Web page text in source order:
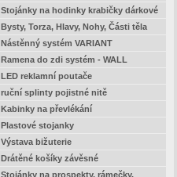
Stojánky na hodinky krabičky dárkové
Bysty, Torza, Hlavy, Nohy, Části těla
Nástěnný systém VARIANT
Ramena do zdi systém - WALL
LED reklamní poutače
ruční splinty pojistné nitě
Kabinky na převlékání
Plastové stojanky
Výstava bižuterie
Drátěné košíky závěsné
Stojánky na prospekty, rámečky,